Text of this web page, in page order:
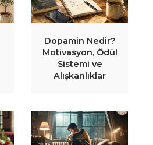
Dopamin Nedir?
Motivasyon, Ödül
Sistemi ve
Alışkanlıklar